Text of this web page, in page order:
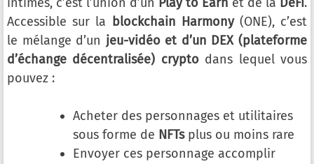
Accessible sur la
blockchain Harmony(ONE), c’est
le mélange d’un jeu-vidéo et d’un DEX (plateforme
d’échange décentralisée) cryptodans lequel vous
pouvez :
Acheter des personnages et utilitaires
sous forme de NFTs plus ou moins rare
Envoyer ces personnage accomplir